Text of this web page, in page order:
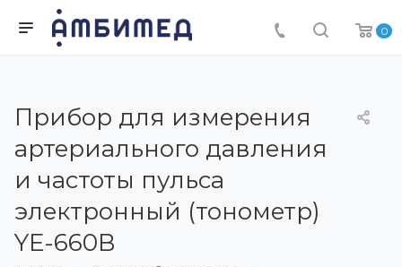
0
Прибор для измерения
артериального давления
и частоты пульса
электронный (тонометр)
YE-660B